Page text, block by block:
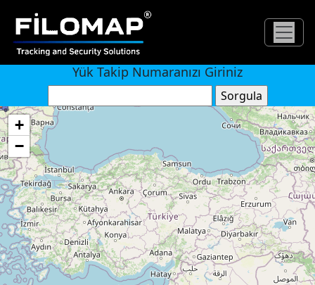
Yük Takip Numaranızı Giriniz
+
−